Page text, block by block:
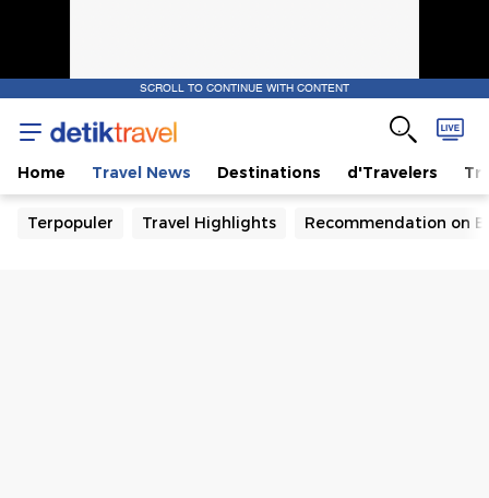
SCROLL TO CONTINUE WITH CONTENT
Home Travel News Destinations d'Travelers
Terpopuler Travel Highlights Recommendation on